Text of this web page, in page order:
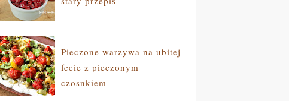
Pieczone warzywa na ubitej
fecie z pieczonym
czosnkiem